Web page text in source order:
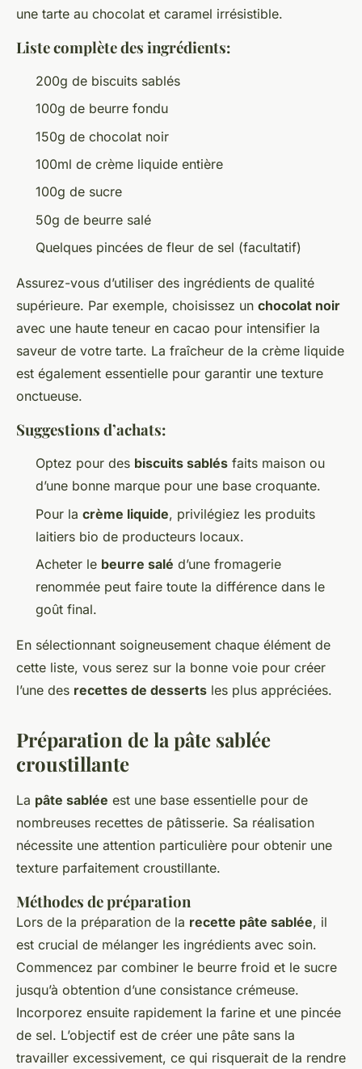
une tarte au chocolat et caramel irrésistible.
Liste complète des ingrédients:
200g de biscuits sablés
100g de beurre fondu
150g de chocolat noir
100ml de crème liquide entière
100g de sucre
50g de beurre salé
Quelques pincées de fleur de sel (facultatif)
Assurez-vous d’utiliser des ingrédients de qualité
supérieure. Par exemple, choisissez un chocolat noir
avec une haute teneur en cacao pour intensifier la
saveur de votre tarte. La fraîcheur de la crème liquide
est également essentielle pour garantir une texture
onctueuse.
Suggestions d’achats:
Optez pour des biscuits sablés faits maison ou
d’une bonne marque pour une base croquante.
Pour la crème liquide, privilégiez les produits
laitiers bio de producteurs locaux.
Acheter le beurre salé d’une fromagerie
renommée peut faire toute la différence dans le
goût final.
En sélectionnant soigneusement chaque élément de
cette liste, vous serez sur la bonne voie pour créer
l’une des recettes de desserts les plus appréciées.
Préparation de la pâte sablée
croustillante
La pâte sablée est une base essentielle pour de
nombreuses recettes de pâtisserie. Sa réalisation
nécessite une attention particulière pour obtenir une
texture parfaitement croustillante.
Méthodes de préparation
Lors de la préparation de la recette pâte sablée, il
est crucial de mélanger les ingrédients avec soin.
Commencez par combiner le beurre froid et le sucre
jusqu’à obtention d’une consistance crémeuse.
Incorporez ensuite rapidement la farine et une pincée
de sel. L’objectif est de créer une pâte sans la
travailler excessivement, ce qui risquerait de la rendre